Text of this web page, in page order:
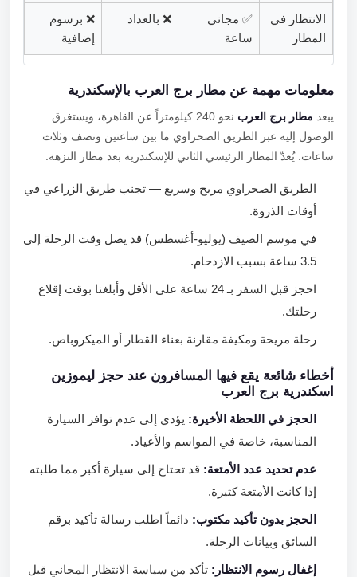
الانتظار في
المطار
✅ مجاني
ساعة
❌ بالعداد
❌ برسوم
إضافية
معلومات مهمة عن مطار برج العرب بالإسكندرية
يبعدمطار برج العرب
نحو 240 كيلومتراً عن القاهرة، ويستغرق
الوصول إليه عبر الطريق الصحراوي ما بين ساعتين ونصف وثلاث
ساعات. يُعدّ المطار الرئيسي الثاني للإسكندرية بعد مطار النزهة.
الطريق الصحراوي مريح وسريع — تجنب طريق الزراعي في
أوقات الذروة.
في موسم الصيف (يوليو-أغسطس) قد يصل وقت الرحلة إلى
3.5 ساعة بسبب الازدحام.
احجز قبل السفر بـ 24 ساعة على الأقل وأبلغنا بوقت إقلاع
رحلتك.
رحلة مريحة ومكيفة مقارنة بعناء القطار أو الميكروباص.
أخطاء شائعة يقع فيها المسافرون عند حجز ليموزين
اسكندرية برج العرب
الحجز في اللحظة الأخيرة:يؤدي إلى عدم توافر السيارة
المناسبة، خاصة في المواسم والأعياد.
عدم تحديد عدد الأمتعة:قد تحتاج إلى سيارة أكبر مما طلبته
إذا كانت الأمتعة كثيرة.
الحجز بدون تأكيد مكتوب:دائماً اطلب رسالة تأكيد برقم
السائق وبيانات الرحلة.
إغفال رسوم الانتظار:تأكد من سياسة الانتظار المجاني قبل